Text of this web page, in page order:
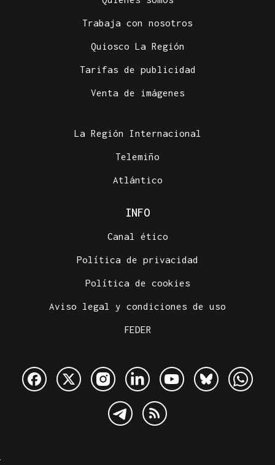
Trabaja con nosotros
Quiosco La Región
Tarifas de publicidad
Venta de imágenes
La Región Internacional
Telemiño
Atlántico
INFO
Canal ético
Política de privacidad
Política de cookies
Aviso legal y condiciones de uso
FEDER